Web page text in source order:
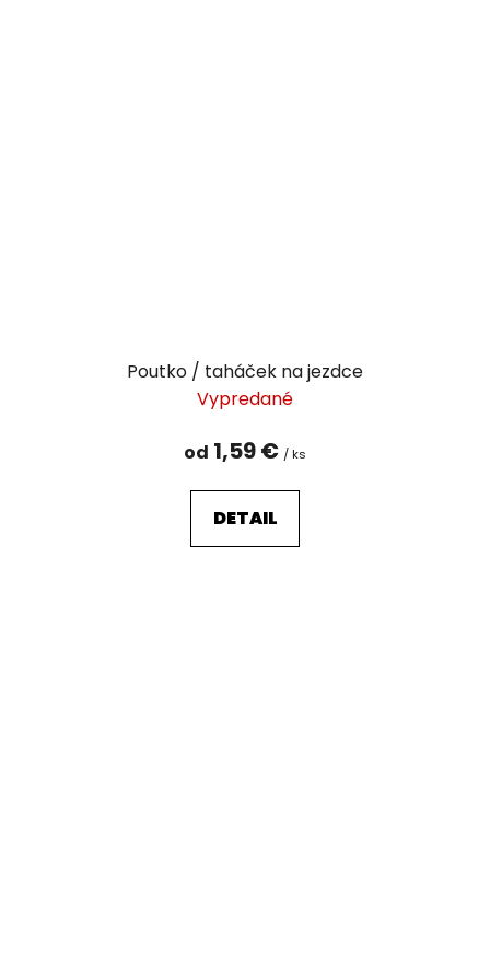
Poutko / taháček na jezdce
Vypredané
od 1,59 € / ks
DETAIL